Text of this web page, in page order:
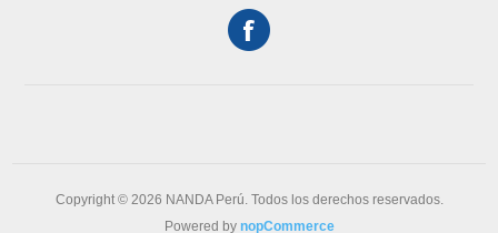
Copyright © 2026 NANDA Perú. Todos los derechos reservados.
Powered by nopCommerce